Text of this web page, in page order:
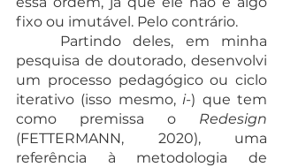
fixo ou imutável. Pelo contrário.
pesquisa de doutorado, desenvolvi
um processo pedagógico ou ciclo
iterativo (isso mesmo, i-) que tem
como premissa o
(FETTERMANN, 2020), uma
referência à metodologia de